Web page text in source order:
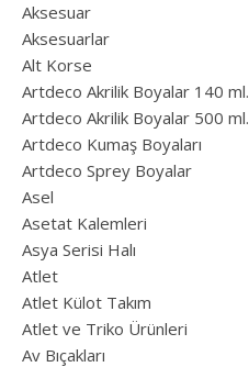
Aksesuar
Aksesuarlar
Alt Korse
Artdeco Akrilik Boyalar 140 ml.
Artdeco Akrilik Boyalar 500 ml.
Artdeco Kumaş Boyaları
Artdeco Sprey Boyalar
Asel
Asetat Kalemleri
Asya Serisi Halı
Atlet
Atlet Külot Takım
Atlet ve Triko Ürünleri
Av Bıçakları